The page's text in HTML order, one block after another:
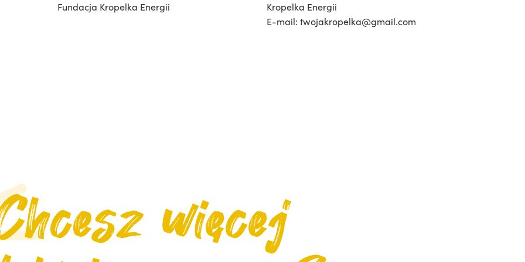
Fundacja Kropelka Energii
Kropelka Energii
E-mail: twojakropelka@gmail.com